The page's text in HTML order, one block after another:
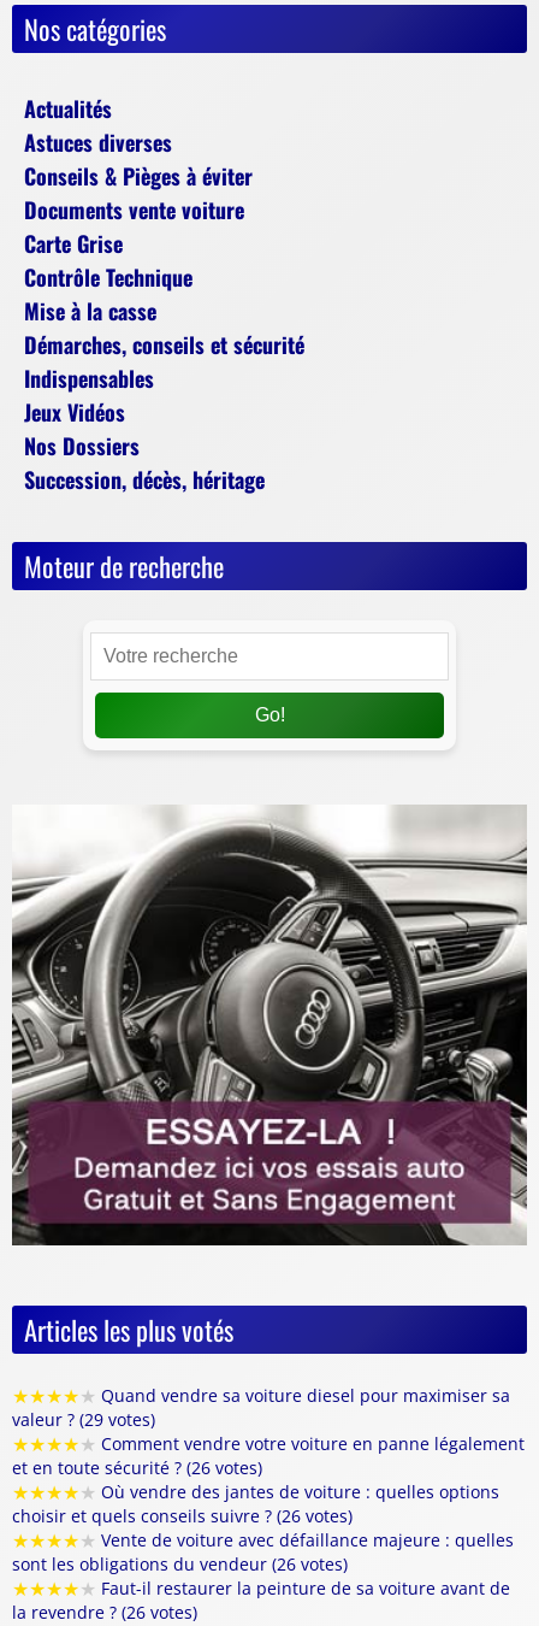
Nos catégories
Actualités
Astuces diverses
Conseils & Pièges à éviter
Documents vente voiture
Carte Grise
Contrôle Technique
Mise à la casse
Démarches, conseils et sécurité
Indispensables
Jeux Vidéos
Nos Dossiers
Succession, décès, héritage
Moteur de recherche
Go!
Articles les plus votés
★★★★★ Quand vendre sa voiture diesel pour maximiser sa
valeur ? (29 votes)
★★★★★ Comment vendre votre voiture en panne légalement
et en toute sécurité ? (26 votes)
★★★★★ Où vendre des jantes de voiture : quelles options
choisir et quels conseils suivre ? (26 votes)
★★★★★ Vente de voiture avec défaillance majeure : quelles
sont les obligations du vendeur (26 votes)
★★★★★ Faut-il restaurer la peinture de sa voiture avant de
la revendre ? (26 votes)